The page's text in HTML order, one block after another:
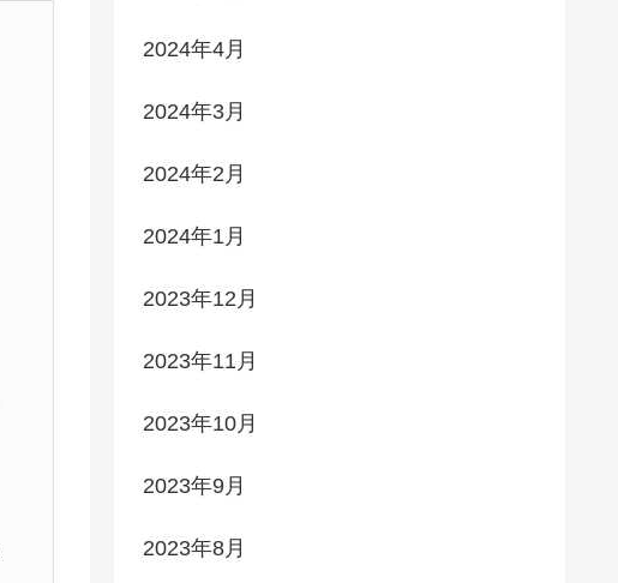
2024年4月
2024年3月
2024年2月
2024年1月
2023年12月
2023年11月
2023年10月
2023年9月
2023年8月